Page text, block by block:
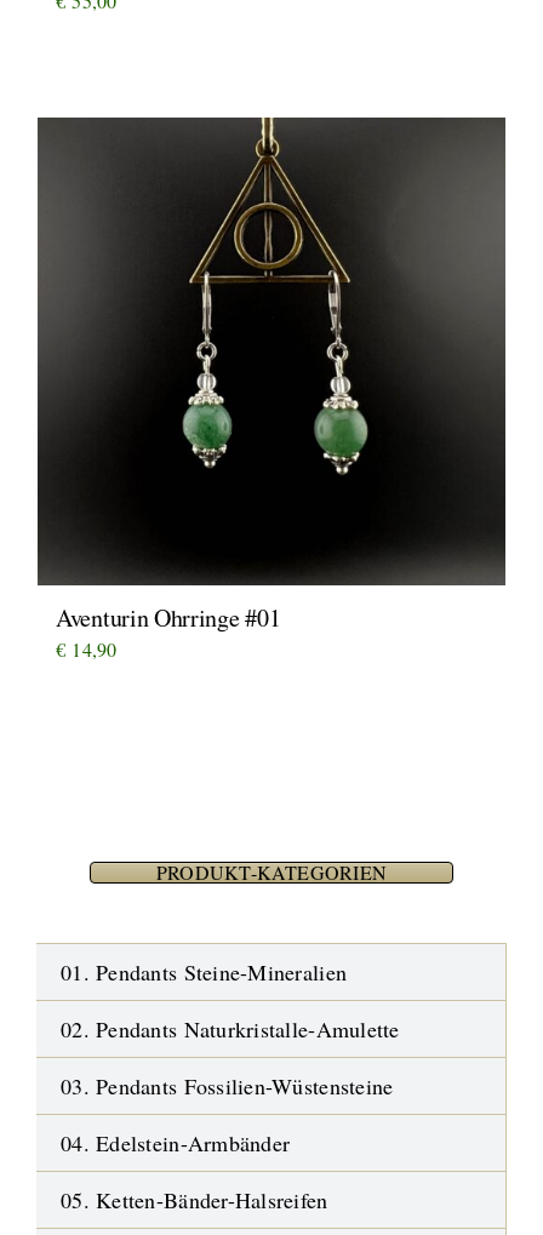
Aventurin Ohrringe #01
€ 14,90
PRODUKT-KATEGORIEN
01. Pendants Steine-Mineralien
02. Pendants Naturkristalle-Amulette
03. Pendants Fossilien-Wüstensteine
04. Edelstein-Armbänder
05. Ketten-Bänder-Halsreifen